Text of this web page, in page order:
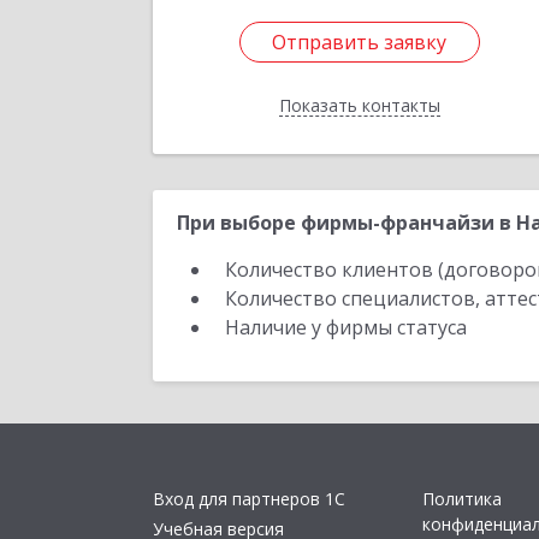
Отправить заявку
Показать контакты
Отправить заявку
Назад
При выборе фирмы-франчайзи в
Количество клиентов
Количество специалистов,
Наличие у фирмы статуса
Вход для партнеров 1С
Учебная версия
Политика